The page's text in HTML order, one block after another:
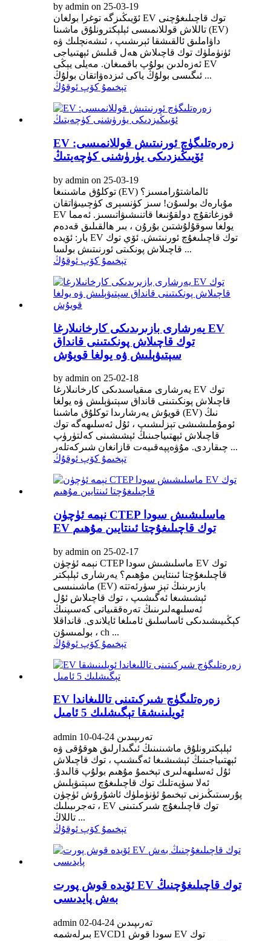
by admin on 25-03-19
ئۆيىڭىزگە توغرا بولغان EV توك قاچىلىغۇچنى
تاللاش قوللانمىسى ئېلېكترونلۇق ماشىنا (EV)
داۋاملىق ئالقىشقا ئېرىشىپ ، ئىشەنچلىك ۋە
ئۈنۈملۈك توك قاچىلاش ھەل قىلىش ئېھتىياجى
ئەزەلدىن بولۇپ باقمىغان. مەيلى يېڭى EV
ئىگىسى بولۇڭ ياكى ئىزدەۋاتقان بولۇڭ ...
تېخىمۇ كۆپ ئوقۇڭ
EV زەرەتلىگۈچ ئورنىتىش قوللانمىسى:
ئۆيىڭىزدىكى يۈرۈشنى كۈچەيتىڭ
by admin on 25-03-19
توكلۇق ماشىنىغا (EV) ئالماشتۇرامسىز؟
مۇبارەك بولسۇن! سىز كۈنسېرى كۈچىيىۋاتقان
EV قوزغاتقۇچ دولقۇنىغا قاتنىشىۋاتىسىز. ئەمما
يولغا سوقۇلۇشتىن بۇرۇن ، بىر ھالقىلىق قەدەم
بار: ئۆيدە EV توك قاچىلىغۇچ ئورنىتىش. ئۆي توك
قاچىلاش پونكىتى ئورنىتىش بولسا ...
تېخىمۇ كۆپ ئوقۇڭ
يەرشارى بازىرىدىكى كارخانىلارغا EV
توك قاچىلاش پونكىتىنى قانداق
سېتىۋېلىش ۋە يولغا قويۇش
by admin on 25-02-18
يەرشارى مىقياسىدىكى كارخانىلارغا EV توك
قاچىلاش پونكىتىنى قانداق سېتىۋېلىش ۋە يولغا
قويۇش يەرشارىدا توكلۇق ماشىنا (EV) نىڭ
ئومۇملىشىشى تېزلىشىپ ، ئۇل ئەسلىھەگە توك
قاچىلاش ئېھتىياجىنىڭ ئېشىشىنى كەلتۈرۈپ
چىقاردى. مۇۋەپپەقىيەت قازانغان شىركەتلەر ...
تېخىمۇ كۆپ ئوقۇڭ
نېمە ئۈچۈن CTEP ماسلىشىش سودا
EV توك قاچىلىغۇچتا ئىنتايىن مۇھىم
by admin on 25-02-17
نېمە ئۈچۈن CTEP ماسلىشىش سودا EV توك
قاچىلىغۇچتا ئىنتايىن مۇھىم؟ يەرشارى ئېلېكتر
ماشىنىسى (EV) بازىرىنىڭ تېز سۈرئەتتە
ئېشىشىغا ئەگىشىپ ، توك قاچىلاش ئۇل
ئەسلىھەلىرىنىڭ تەرەققىياتى كەسىپنىڭ
كېڭىيىشىدىكى ئاساسلىق ئامىلغا ئايلاندى. قانداقلا
بولمىسۇن ، ch ...
تېخىمۇ كۆپ ئوقۇڭ
EV زەرەتلىگۈچ شىركىتىنى تاللىغاندا
ئويلىنىشقا تېگىشلىك 5 ئامىل
admin تەرىپىدىن 24-04-10
ئېلېكترونلۇق ماشىنىنىڭ ئىگىدارلىق ھوقۇقى ۋە
ئېھتىياجىنىڭ ئېشىشىغا ئەگىشىپ ، توك قاچىلاش
ئۇل ئەسلىھەلىرى تېخىمۇ مۇھىم بولۇپ قالىدۇ.
ئەلا سۈپەتلىك توك قاچىلىغۇچ سېتىۋېلىش
پۇرسىتىڭىزنى تېخىمۇ ئۈنۈملۈك ئاشۇرۇش ئۈچۈن
، تەجرىبىلىك EV توك قاچىلىغۇچ شىركىتىنى
تاللاڭ ...
تېخىمۇ كۆپ ئوقۇڭ
ئۆيدە قوش پورت EV توك قاچىلىغۇچنىڭ
بەش پايدىسى
admin تەرىپىدىن 24-04-02
بىرلەشمە EVCD1 سودا قوش EV توك